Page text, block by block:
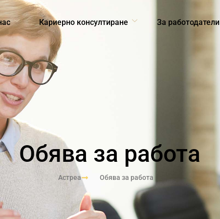
Кариерно консултиране За работодатели
Обява за работа
Астреа Обява за работа